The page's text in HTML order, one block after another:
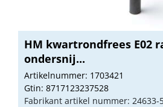
HM kwartrondfrees E02
ondersnij...
Artikelnummer: 1703421
Gtin: 8717123237528
Fabrikant artikel nummer: 24633-